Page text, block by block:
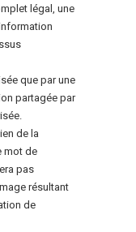
légal, une
que par une
partagée par
de la
mot de
pas
résultant
de